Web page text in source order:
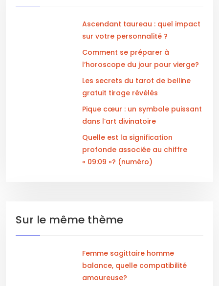
Ascendant taureau : quel impact
sur votre personnalité ?
Comment se préparer à
l’horoscope du jour pour vierge?
Les secrets du tarot de belline
gratuit tirage révélés
Pique cœur : un symbole puissant
dans l’art divinatoire
Quelle est la signification
profonde associée au chiffre
« 09:09 »? (numéro)
Sur le même thème
Femme sagittaire homme
balance, quelle compatibilité
amoureuse?